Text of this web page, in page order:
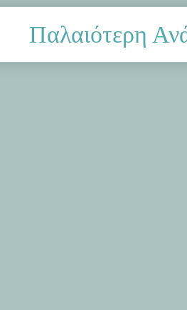
Παλαιότερη